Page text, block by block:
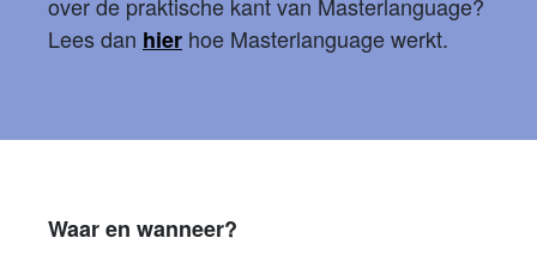
Lees dan hier hoe Masterlanguage werkt.
Waar en wanneer?